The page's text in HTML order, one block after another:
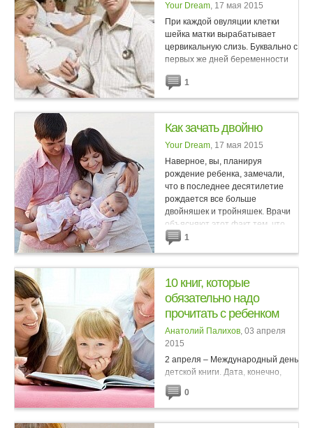
Your Dream, 17 мая 2015
При каждой овуляции клетки
шейка матки вырабатывает
цервикальную слизь. Буквально с
первых же дней беременности
сгущаться. Со временем она
преобразуется в достаточно
1
Как зачать двойню
Your Dream, 17 мая 2015
Наверное, вы, планируя
рождение ребенка, замечали,
что в последнее десятилетие
рождается все больше
двойняшек и тройняшек. Врачи
объясняют этот факт тем, что
много женщин, начиная еще из
1
10 книг, которые
обязательно надо
прочитать с ребенком
Анатолий Палихов, 03 апреля
2015
2 апреля – Международный день
детской книги. Дата, конечно,
условная – как и объявленный
Год литературы. Но почему бы
не воспользоваться поводом для
важного разговора? Десять
0